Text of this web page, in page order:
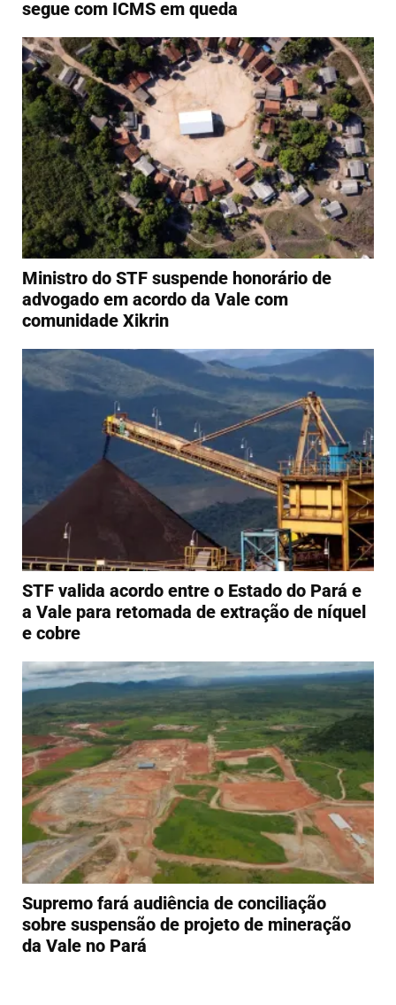
segue com ICMS em queda
Ministro do STF suspende honorário de
advogado em acordo da Vale com
comunidade Xikrin
STF valida acordo entre o Estado do Pará e
a Vale para retomada de extração de níquel
e cobre
Supremo fará audiência de conciliação
sobre suspensão de projeto de mineração
da Vale no Pará